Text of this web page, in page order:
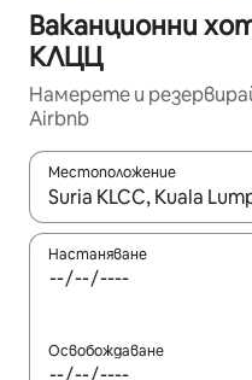
Ваканционни
КЛЦЦ
Намерете и
Airbnb
Местоположение
Когато резултатите
Настаняване
Освобождаване